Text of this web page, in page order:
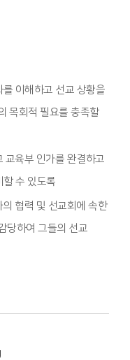
이해하고 선교 상황을
목회적 필요를 충족할
교육부 인가를 완결하고
할 수 있도록
협력 및 선교회에 속한
당하여 그들의 선교